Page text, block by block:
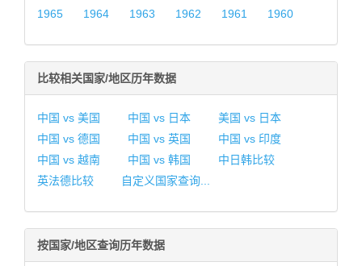
1965
1964 1963 1962 1961 1960
比较相关国家/地区历年数据
中国 vs 美国 中国 vs 日本
美国 vs 日本
中国 vs 德国
中国 vs 英国
中国 vs 印度
中国 vs 越南
中国 vs 韩国
中日韩比较
英法德比较
自定义国家查询...
按国家/地区查询历年数据